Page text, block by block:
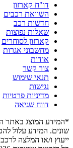
דו"ח קארזון
השוואת רכבים
חדשות רכב
שאלות נפוצות
קארזון לסוחרים
מחשבוני אגרות
אודות
צור קשר
תנאי שימוש
נגישות
מדיניות פרטיות
דווח שגיאה
*המידע המוצג באתר
שונים. המידע עלול
ייעוץ ו/או המלצה